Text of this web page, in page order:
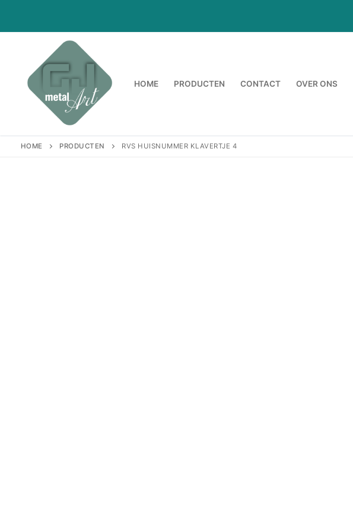
HOME PRODUCTEN CONTACT OVER ONS
HOME PRODUCTEN RVS HUISNUMMER KLAVERTJE 4